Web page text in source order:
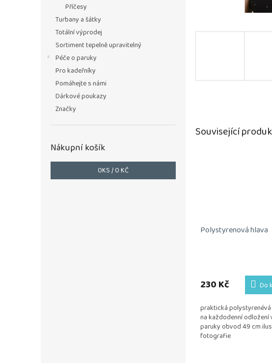
Příčesy
Turbany a šátky
Totální výprodej
Sortiment tepelně upravitelný
Péče o paruky
Pro kadeřníky
Pomáhejte s námi
Dárkové poukazy
Značky
Nákupní košík
0KS /0 KČ
Související
Polystyrenová hlava
230 Kč Do
praktická polystyrenévá
na každodenní odložení
paruky obvod 49 cm
fotografie